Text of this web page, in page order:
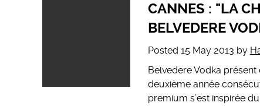
CANNES : "LA
BELVEDERE
Posted 15 May 2013 by
Belvedere Vodka présent
deuxième année
premium s’est inspirée